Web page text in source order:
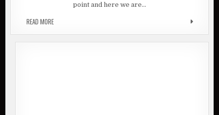
point and here we are…
READ MORELET GO FINDING THE VERONA @ TABLAN | PRACHINBURI